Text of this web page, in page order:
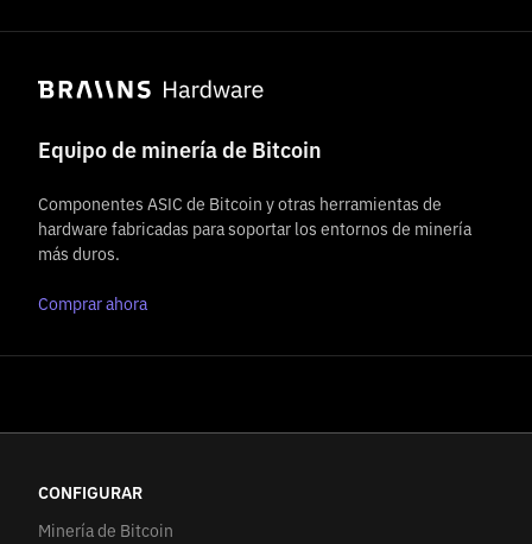
Equipo de minería de Bitcoin
Componentes ASIC de Bitcoin y otras herramientas de
hardware fabricadas para soportar los entornos de minería
más duros.
Comprar ahora
CONFIGURAR
Minería de Bitcoin